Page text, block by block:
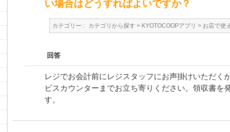
い場合はどうすればよいですか？
カテゴリー : カテゴリから探す > KYOTOCOOPアプリ > お店で使
回答
レジでお会計前にレジスタッフにお声掛けいただく
ビスカウンターまでお立ち寄りください。領収書を
す。